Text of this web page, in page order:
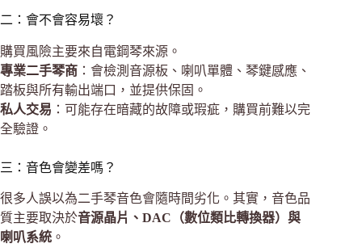
二：會不會容易壞？
購買風險主要來自電鋼琴來源。
專業二手琴商 ：會檢測音源板、喇叭單體、琴鍵感應、
踏板與所有輸出端口，並提供保固。
私人交易 ：可能存在暗藏的故障或瑕疵，購買前難以完
全驗證。
三：音色會變差嗎？
很多人誤以為二手琴音色會隨時間劣化。其實，音色品
質主要取決於音源晶片、DAC（數位類比轉換器）與
喇叭系統 。